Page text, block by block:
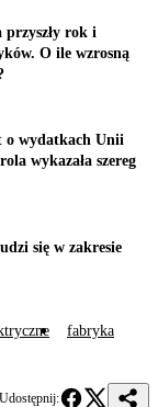
rok i
O ile wzrosną
o wydatkach Unii
wykazała szereg
się w zakresie
fabryka
Udostępnij: